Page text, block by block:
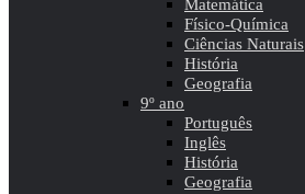
Matemática
Físico-Química
Ciências Naturais
História
Geografia
9º ano
Português
Inglês
História
Geografia